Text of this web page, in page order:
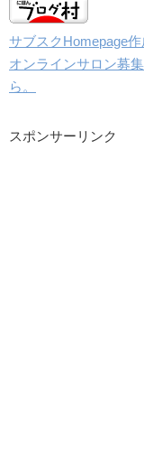
サブスクHomepage
オンラインサロン募
ら。
スポンサーリンク